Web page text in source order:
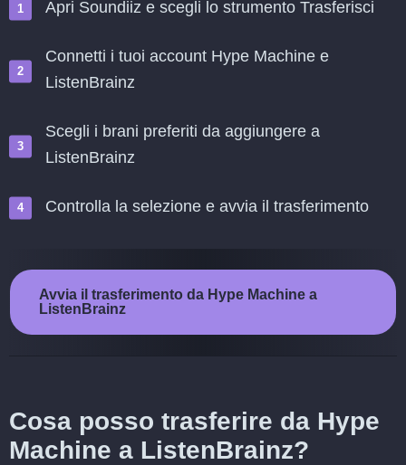
Apri Soundiiz e scegli lo strumento Trasferisci
Connetti i tuoi account Hype Machine e
ListenBrainz
Scegli i brani preferiti da aggiungere a
ListenBrainz
Controlla la selezione e avvia il trasferimento
Avvia il trasferimento da Hype Machine a
ListenBrainz
Cosa posso trasferire da Hype
Machine a ListenBrainz?